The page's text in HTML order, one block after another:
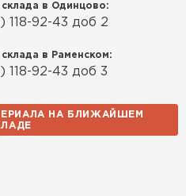
в Одинцово:
118-92-43 доб 2
в Раменском:
118-92-43 доб 3
НА БЛИЖАЙШЕМ
Izolife